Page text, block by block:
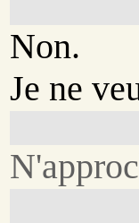
Non.
Je ne